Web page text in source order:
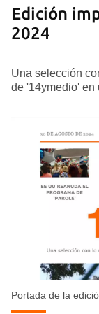
Edición
2024
Una selección
de '14ymedio' en
Portada de la